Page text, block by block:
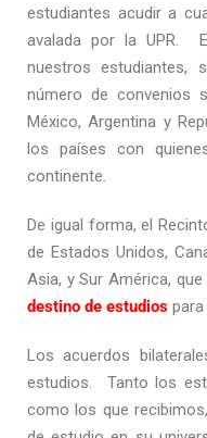
estudiantes acudir a
avalada por la UPR.
nuestros estudiantes,
número de convenios
México, Argentina y
los países con
continente.
De igual forma, el
de Estados Unidos,
Asia, y Sur América,
destino de estudios
Los acuerdos
estudios. Tanto los
como los que